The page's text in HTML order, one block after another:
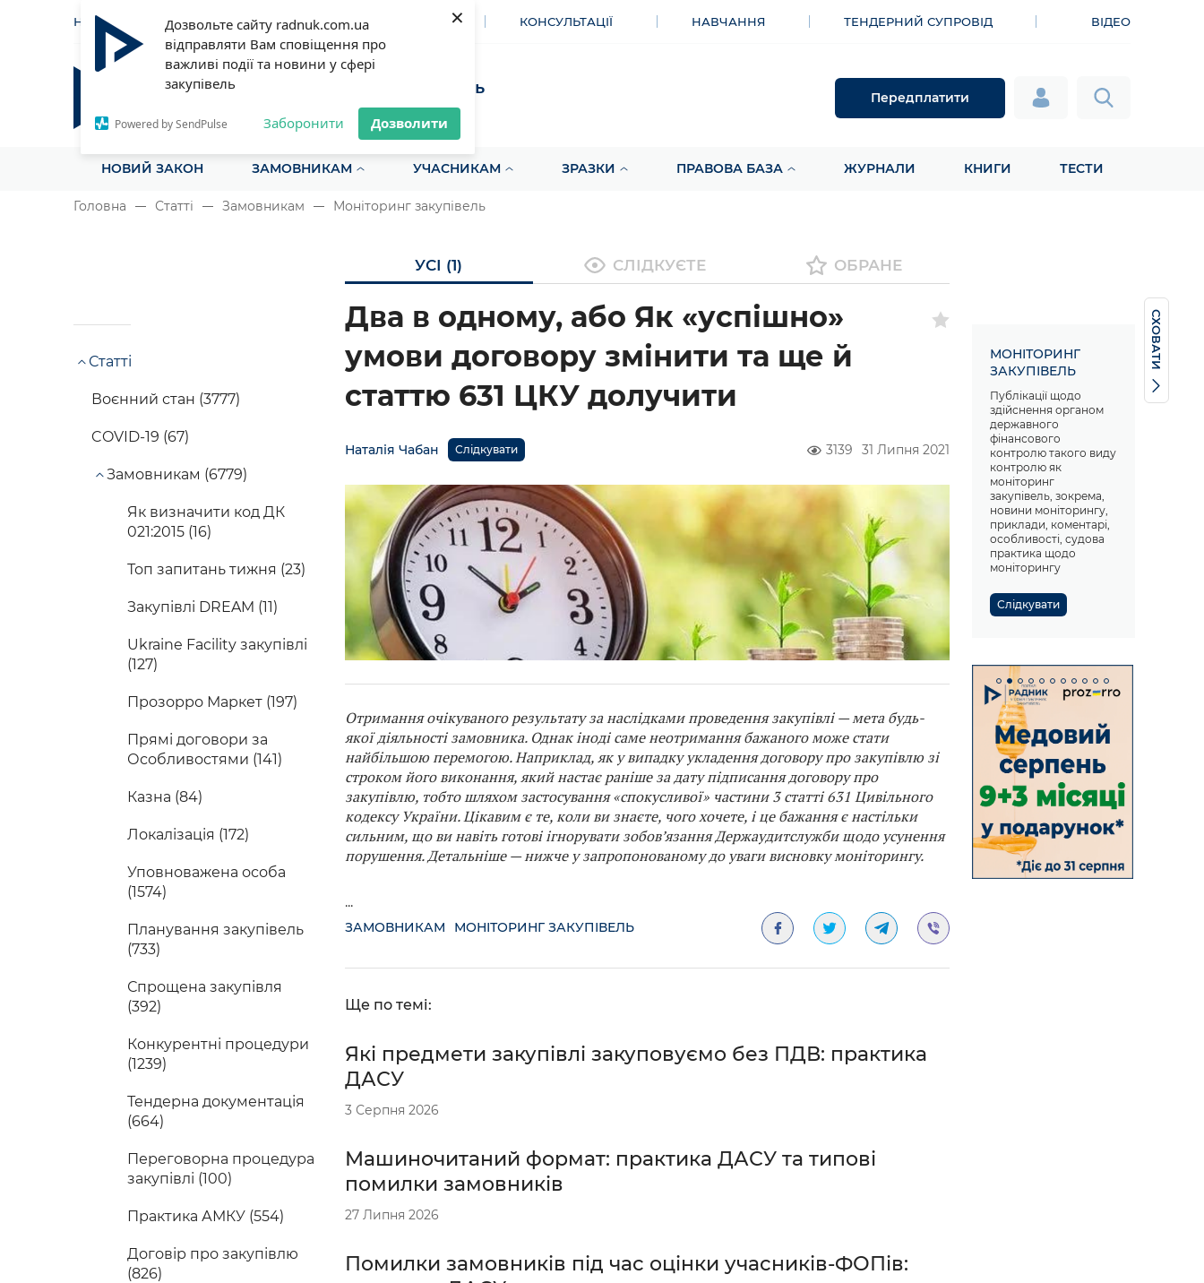
Дозвольте сайту radnuk.com.ua
відправляти Вам сповіщення про
важливі події та новини у сфері
закупівель
Powered by SendPulse Заборонити Дозволити
×
НОВИНИ СТАТТІ ІНСТРУМЕНТИ КОНСУЛЬТАЦІЇ НАВЧАННЯ ТЕНДЕРНИЙ СУПРОВІД ВІДЕО
Радник у сфері публічних закупівель
Все для закупівель на одному порталі
Передплатити
НОВИЙ ЗАКОН ЗАМОВНИКАМ УЧАСНИКАМ ЗРАЗКИ ПРАВОВА БАЗА ЖУРНАЛИ КНИГИ ТЕСТИ
Головна Статті Замовникам Моніторинг закупівель
УСІ (1) СЛІДКУЄТЕ ОБРАНЕ
Статті
Воєнний стан (3777)
COVID-19 (67)
Замовникам (6779)
Як визначити код ДК
021:2015 (16)
Топ запитань тижня (23)
Закупівлі DREAM (11)
Ukraine Facility закупівлі
(127)
Прозорро Маркет (197)
Прямі договори за
Особливостями (141)
Казна (84)
Локалізація (172)
Уповноважена особа
(1574)
Планування закупівель
(733)
Спрощена закупівля
(392)
Конкурентні процедури
(1239)
Тендерна документація
(664)
Переговорна процедура
закупівлі (100)
Практика АМКУ (554)
Договір про закупівлю
(826)
Два в одному, або Як «успішно»
умови договору змінити та ще й
статтю 631 ЦКУ долучити
Наталія Чабан Слідкувати 3139 31 Липня 2021
Отримання очікуваного результату за наслідками проведення закупівлі— метабудь-
якої діяльності замовника.Однак іноді саме неотримання бажаного може стати
найбільшою перемогою. Наприклад, як у випадку укладення договору про закупівлю зі
строком його виконання, який настає раніше за дату підписання договору про
закупівлю, тобто шляхом застосування «спокусливої» частини 3 статті 631 Цивільного
кодексу України. Цікавим є те, коли ви знаєте, чого хочете, і це бажання є настільки
сильним, що ви навіть готові ігнорувати зобов’язання Держаудитслужби щодо усунення
порушення. Детальніше — нижче у запропонованому до уваги висновку моніторингу.
...
ЗАМОВНИКАМ МОНІТОРИНГ ЗАКУПІВЕЛЬ
Ще по темі:
Які предмети закупівлі закуповуємо без ПДВ: практика
ДАСУ
3 Серпня 2026
Машиночитаний формат: практика ДАСУ та типові
помилки замовників
27 Липня 2026
Помилки замовників під час оцінки учасників-ФОПів:
МОНІТОРИНГ
ЗАКУПІВЕЛЬ
Публікації щодо
здійснення органом
державного
фінансового
контролю такого виду
контролю як
моніторинг
закупівель, зокрема,
новини моніторингу,
приклади, коментарі,
особливості, судова
практика щодо
моніторингу
Слідкувати
СХОВАТИ